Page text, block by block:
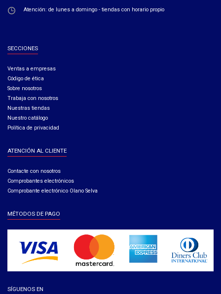
Atención: de lunes a domingo - tiendas con horario propio
SECCIONES
Ventas a empresas​
Código de ética​
Sobre nosotros
Trabaja con nosotros
Nuestras tiendas
Nuestro catálogo
Política de privacidad
ATENCIÓN AL CLIENTE
Contacte con nosotros
Comprobantes electrónicos
Comprobante electrónico Olano Selva
MÉTODOS DE PAGO
SÍGUENOS EN